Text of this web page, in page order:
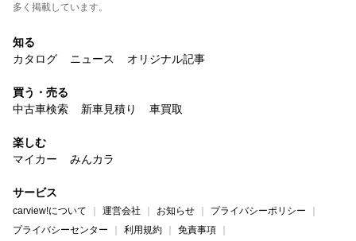
多く掲載しています。
知る
カタログ
ニュース オリジナル記事
買う・売る
中古車検索
新車見積り 車買取
楽しむ
マイカー
みんカラ
サービス
carview!について 運営会社 お知らせ
プライバシーポリシー
プライバシーセンター
利用規約
免責事項